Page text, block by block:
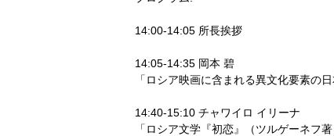
14:00-14:05 所長挨拶
14:05-14:35 岡本 碧
「ロシア映画に含まれる異文化要素の
14:40-15:10 チャワイロ イリーナ
「ロシア文学『初恋』（ツルゲーネフ